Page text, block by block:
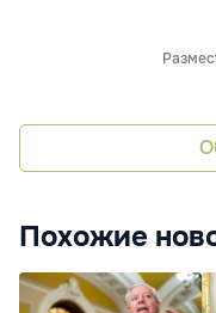
Похожие